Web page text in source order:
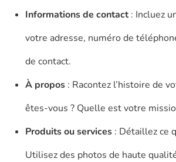
Informations de contact: Incluez
votre adresse, numéro de
de contact.
À propos : Racontez l’histoire de
êtes-vous ? Quelle est votre
Produits ou services : Détaillez ce
Utilisez des photos de haute